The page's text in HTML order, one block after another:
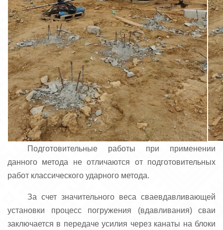
Подготовительные работы при применении
данного метода не отличаются от подготовительных
работ классического ударного метода.
За счет значительного веса сваевдавливающей
установки процесс погружения (вдавливания) сваи
заключается в передаче усилия через канаты на блоки